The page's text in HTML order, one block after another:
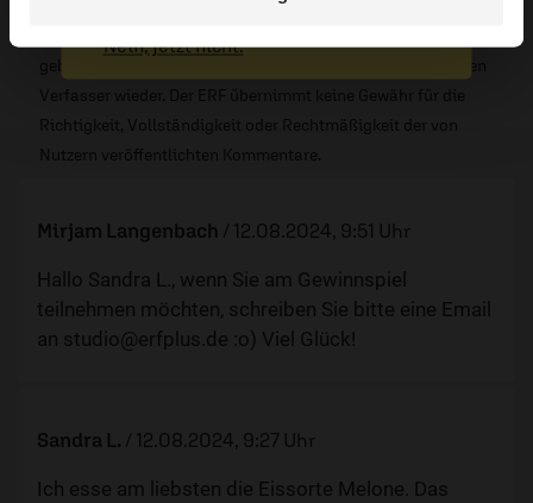
Richtigkeit, Vollständigkeit oder Rechtmäßigkeit der von
Nutzern veröffentlichten Kommentare.
Mirjam Langenbach / 12.08.2024, 9:51 Uhr
Hallo Sandra L., wenn Sie am Gewinnspiel
teilnehmen möchten, schreiben Sie bitte eine Email
an studio@erfplus.de :o) Viel Glück!
Sandra L. / 12.08.2024, 9:27 Uhr
Ich esse am liebsten die Eissorte Melone. Das
Nein, jetzt nicht.